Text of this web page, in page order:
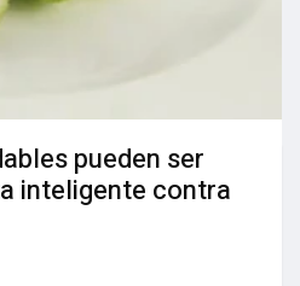
pueden ser
inteligente contra